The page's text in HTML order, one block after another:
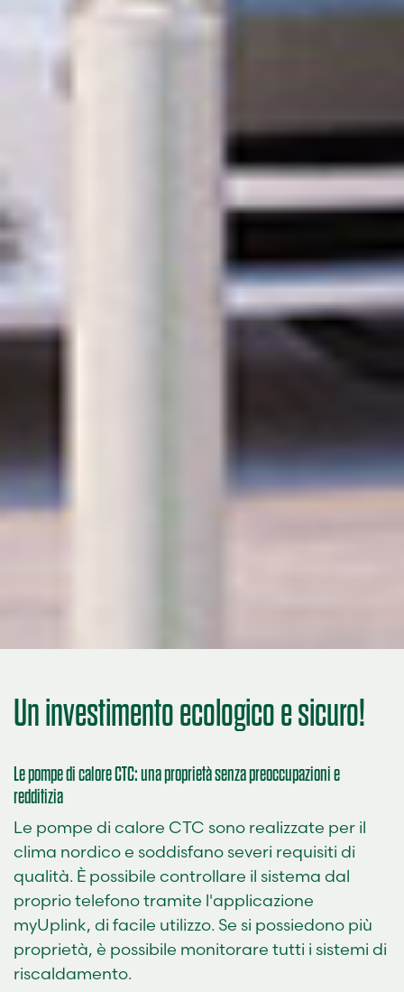
Un investimento ecologico e sicuro!
Le pompe di calore CTC: una proprietà senza preoccupazioni e
redditizia
Le pompe di calore CTC sono realizzate per il
clima nordico e soddisfano severi requisiti di
qualità. È possibile controllare il sistema dal
proprio telefono tramite l'applicazione
myUplink, di facile utilizzo. Se si possiedono più
proprietà, è possibile monitorare tutti i sistemi di
riscaldamento.